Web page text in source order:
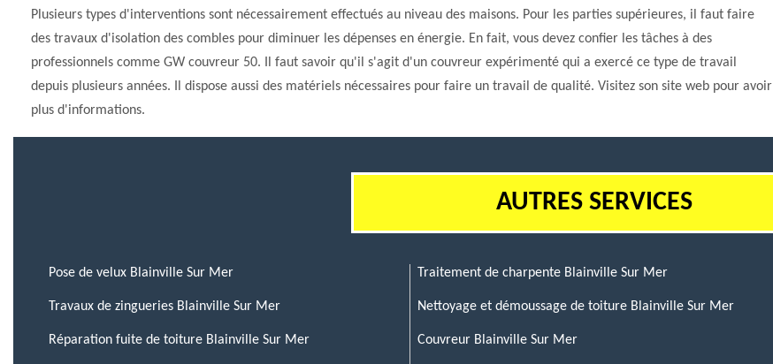
Plusieurs types d'interventions sont nécessairement effectués au niveau des maisons. Pour les parties supérieures, il faut faire
des travaux d'isolation des combles pour diminuer les dépenses en énergie. En fait, vous devez confier les tâches à des
professionnels comme GW couvreur 50. Il faut savoir qu'il s'agit d'un couvreur expérimenté qui a exercé ce type de travail
depuis plusieurs années. Il dispose aussi des matériels nécessaires pour faire un travail de qualité. Visitez son site web pour avoir
plus d'informations.
AUTRES SERVICES
Pose de velux Blainville Sur Mer
Travaux de zingueries Blainville Sur Mer
Réparation fuite de toiture Blainville Sur Mer
Traitement de charpente Blainville Sur Mer
Nettoyage et démoussage de toiture Blainville Sur Mer
Couvreur Blainville Sur Mer